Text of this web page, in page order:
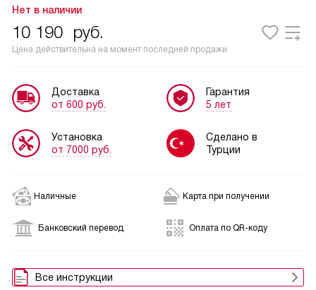
Нет в наличии
10 190 руб.
Цена действительна на момент последней продажи
Доставка
от 600 руб.
Установка
от 7000 руб.
Гарантия
5 лет
Сделано в
Турции
Наличные Карта при получении
Банковский перевод Оплата по QR-коду
Все инструкции